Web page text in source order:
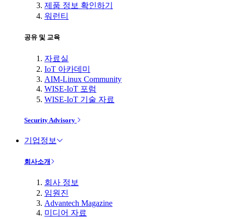
제품 정보 확인하기
워런티
공유 및 교육
자료실
IoT 아카데미
AIM-Linux Community
WISE-IoT 포럼
WISE-IoT 기술 자료
Security Advisory
기업정보
회사소개
회사 정보
임원진
Advantech Magazine
미디어 자료